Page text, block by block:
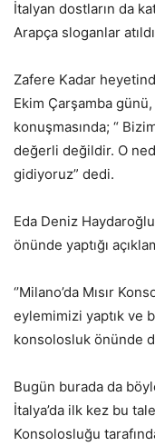
İtalyan dostların da
Arapça sloganlar
Zafere Kadar
Ekim Çarşamba günü,
konuşmasında; “
değerli değildir. O
gidiyoruz” dedi.
Eda Deniz
önünde yaptığı
‘’Milano’da Mısır
eylemimizi yaptık ve
konsolosluk önünde
Bugün burada da
İtalya’da ilk kez bu
Konsolosluğu